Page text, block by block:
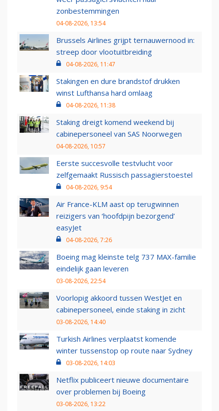
zonbestemmingen
04-08-2026, 13:54
Brussels Airlines grijpt ternauwernood in:
streep door vlootuitbreiding
04-08-2026, 11:47
Stakingen en dure brandstof drukken
winst Lufthansa hard omlaag
04-08-2026, 11:38
Staking dreigt komend weekend bij
cabinepersoneel van SAS Noorwegen
04-08-2026, 10:57
Eerste succesvolle testvlucht voor
zelfgemaakt Russisch passagierstoestel
04-08-2026, 9:54
Air France-KLM aast op terugwinnen
reizigers van ‘hoofdpijn bezorgend’
easyJet
04-08-2026, 7:26
Boeing mag kleinste telg 737 MAX-familie
eindelijk gaan leveren
03-08-2026, 22:54
Voorlopig akkoord tussen WestJet en
cabinepersoneel, einde staking in zicht
03-08-2026, 14:40
Turkish Airlines verplaatst komende
winter tussenstop op route naar Sydney
03-08-2026, 14:03
Netflix publiceert nieuwe documentaire
over problemen bij Boeing
03-08-2026, 13:22